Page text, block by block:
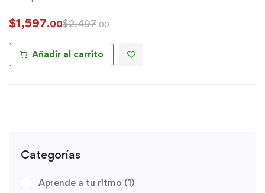
Categorías
Aprende a tu ritmo (1)
$1,597.00$2,497.00
Añadir al carrito